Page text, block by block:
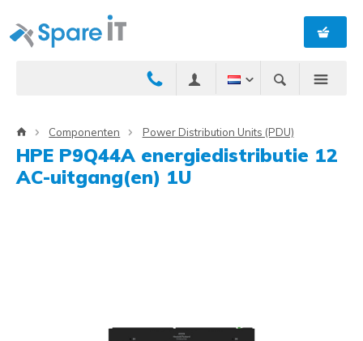
Componenten Power Distribution Units (PDU)
HPE P9Q44A energiedistributie 12
AC-uitgang(en) 1U